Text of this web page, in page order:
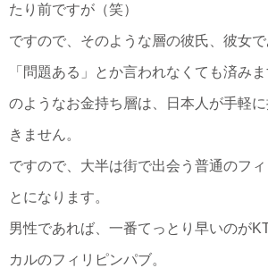
たり前ですが（笑）
ですので、そのような層の彼氏、彼女
「問題ある」とか言われなくても済み
のようなお金持ち層は、日本人が手軽
きません。
ですので、大半は街で出会う普通のフ
とになります。
男性であれば、一番てっとり早いのが
カルのフィリピンパブ。